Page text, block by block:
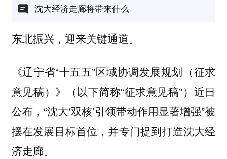
沈大经济走廊将带来什么
东北振兴，迎来关键通道。
《辽宁省“十五五”区域协调发展规划（征求
意见稿）》（以下简称“征求意见稿”）近日
公布，“沈大‘双核’引领带动作用显著增强”被
摆在发展目标首位，并专门提到打造沈大经
济走廊。